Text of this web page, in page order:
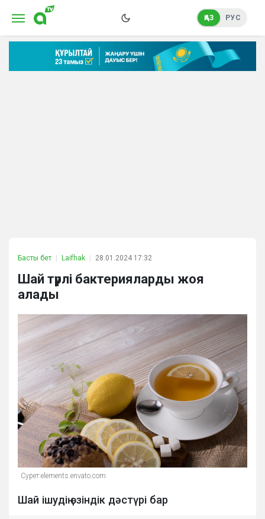
ҚАЗ РУС
Басты бет Laifhak 28.01.2024 17:32
Шай түрлі бактерияларды жоя
алады
Сурет:elements.envato.com
Шай ішудің өзіндік дәстүрі бар